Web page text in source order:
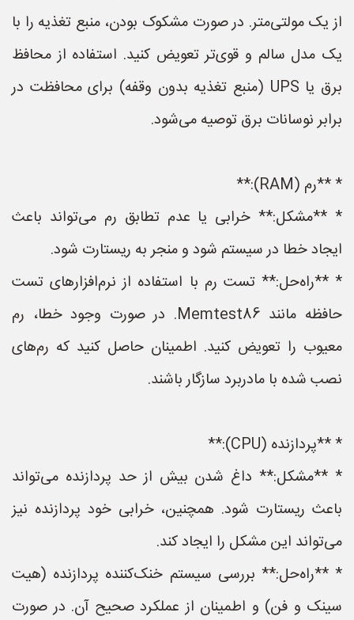
از یک مولتی‌متر. در صورت مشکوک بودن، منبع تغذیه را با
یک مدل سالم و قوی‌تر تعویض کنید. استفاده از محافظ
برق یا UPS (منبع تغذیه بدون وقفه) برای محافظت در
برابر نوسانات برق توصیه می‌شود.
* **رم (RAM):**
* **مشکل:** خرابی یا عدم تطابق رم می‌تواند باعث
ایجاد خطا در سیستم شود و منجر به ریستارت شود.
* **راه‌حل:** تست رم با استفاده از نرم‌افزارهای تست
حافظه مانند Memtest86. در صورت وجود خطا، رم
معیوب را تعویض کنید. اطمینان حاصل کنید که رم‌های
نصب شده با مادربرد سازگار باشند.
* **پردازنده (CPU):**
* **مشکل:** داغ شدن بیش از حد پردازنده می‌تواند
باعث ریستارت شود. همچنین، خرابی خود پردازنده نیز
می‌تواند این مشکل را ایجاد کند.
* **راه‌حل:** بررسی سیستم خنک‌کننده پردازنده (هیت
سینک و فن) و اطمینان از عملکرد صحیح آن. در صورت